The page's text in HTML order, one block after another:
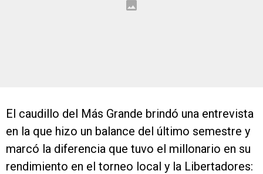
El caudillo del Más Grande brindó una entrevista
en la que hizo un balance del último semestre y
marcó la diferencia que tuvo el millonario en su
rendimiento en el torneo local y la Libertadores: